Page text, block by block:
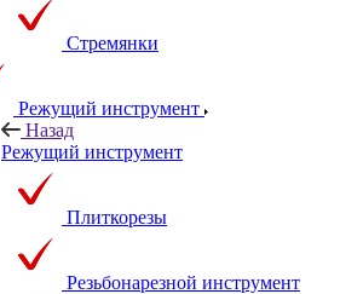
Стремянки
Режущий инструмент
Назад
Режущий инструмент
Плиткорезы
Резьбонарезной инструмент